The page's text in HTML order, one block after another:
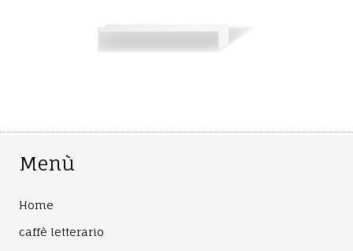
Menù
Home
caffè letterario